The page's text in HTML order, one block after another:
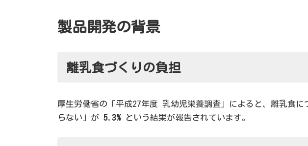
製品開発の背景
離乳食づくりの負担
厚生労働省の「平成27年度 乳幼児栄養調査」によると、離乳食
らない」が 5.3%という結果が報告されています。